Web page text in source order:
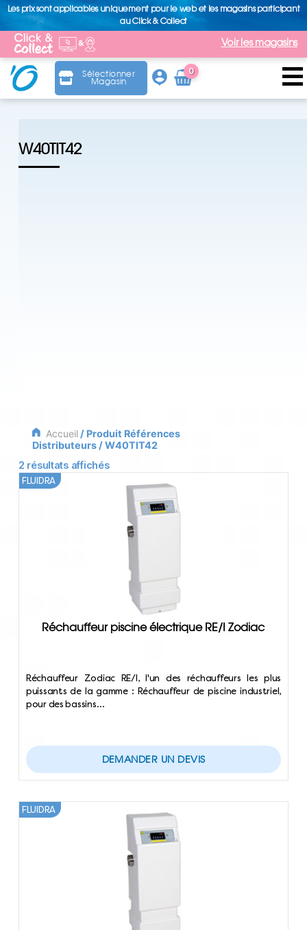
Les prix sont applicables uniquement pour le web et les magasins participant
au Click & Collect
Voir les magasins
Sélectionner
Magasin
0
Arti
cle
W40TIT42
Accueil/ Produit Références
Distributeurs / W40TIT42
2 résultats affichés
Réchauffeur piscine électrique RE/I Zodiac
FLUIDRA
Réchauffeur Zodiac RE/I, l'un des réchauffeurs les plus
puissants de la gamme : Réchauffeur de piscine industriel,
pour des bassins…
DEMANDER UN DEVIS
FLUIDRA